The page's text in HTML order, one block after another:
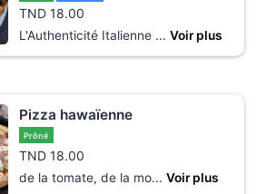
TND 18.00
L'Authenticité Italienne ... Voir plus
Pizza hawaïenne
Prôné
TND 18.00
de la tomate, de la mo... Voir plus